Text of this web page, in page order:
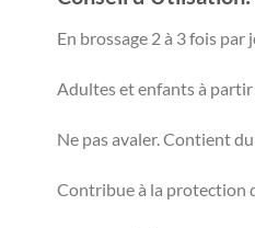
En brossage 2 à 3 fois
Adultes et enfants à partir
Ne pas avaler. Contient
Contribue à la protection